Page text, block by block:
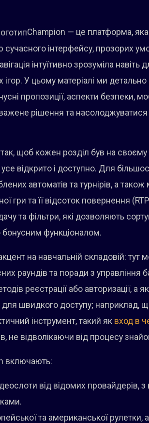
Champion — це платформа,
інтерфейсу, прозорих
інтуїтивно зрозуміла
ігор. У цьому матеріалі ми
пропозиції, аспекти безпеки,
рішення та насолоджуватися
щоб кожен розділ був на своєму
відкрито і доступно. Для
автоматів та турнірів, а
гри та її відсоток повернення
та фільтри, які дозволяють
бонусним функціоналом.
на навчальній складовій: тут
раундів та поради з
реєстрації або авторизації, а
для швидкого доступу;
інструмент, такий як вход в
не відволікаючи від процесу
включають:
від відомих
та американської рулетки,